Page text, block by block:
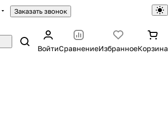
Заказать звонок
ВойтиСравнениеИзбранноеКорзина